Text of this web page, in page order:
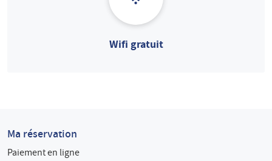
Wifi gratuit
Ma réservation
Paiement en ligne